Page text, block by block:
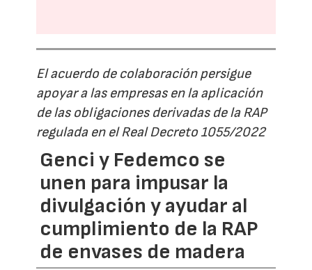
El acuerdo de colaboración persigue
apoyar a las empresas en la aplicación
de las obligaciones derivadas de la RAP
regulada en el Real Decreto 1055/2022
Genci y Fedemco se
unen para impusar la
divulgación y ayudar al
cumplimiento de la RAP
de envases de madera